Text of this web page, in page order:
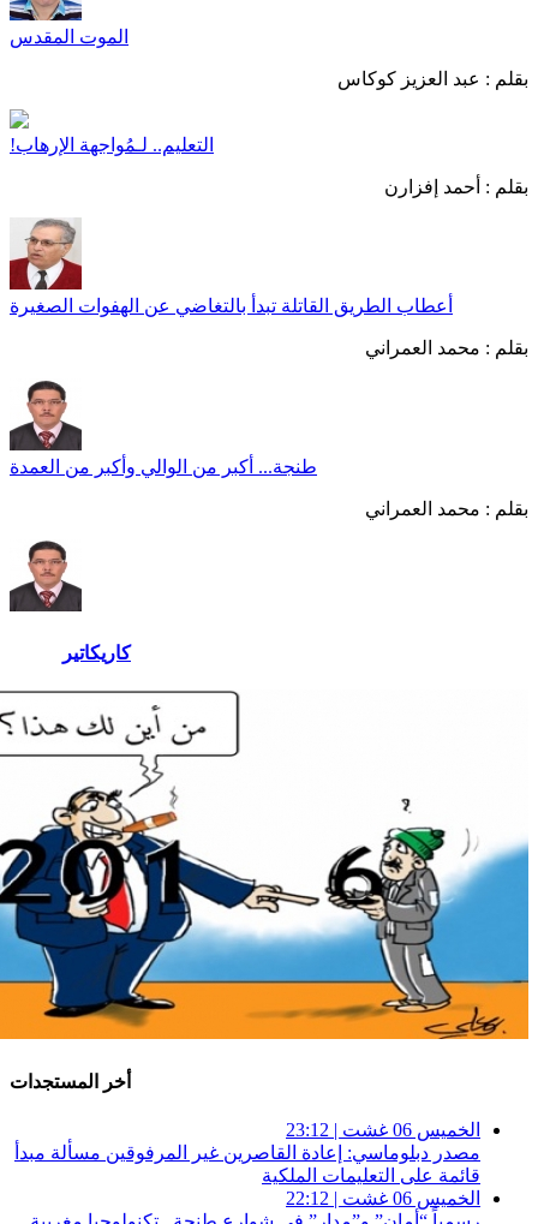
الموت المقدس
بقلم : عبد العزيز كوكاس
التعليم.. لـمُواجهة الإرهاب!
بقلم : أحمد إفزارن
أعطاب الطريق القاتلة تبدأ بالتغاضي عن الهفوات الصغيرة
بقلم : محمد العمراني
طنجة... أكبر من الوالي وأكبر من العمدة
بقلم : محمد العمراني
المزيد كاريكاتير
أخر المستجدات
الخميس 06 غشت | 23:12
مصدر دبلوماسي: إعادة القاصرين غير المرفوقين مسألة مبدأ
قائمة على التعليمات الملكية
الخميس 06 غشت | 22:12